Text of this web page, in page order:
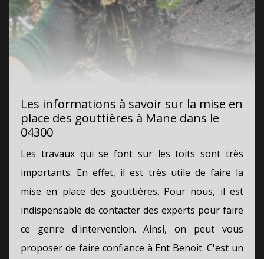
Les informations à savoir sur la mise en
place des gouttières à Mane dans le
04300
Les travaux qui se font sur les toits sont très
importants. En effet, il est très utile de faire la
mise en place des gouttières. Pour nous, il est
indispensable de contacter des experts pour faire
ce genre d'intervention. Ainsi, on peut vous
proposer de faire confiance à Ent Benoit. C'est un